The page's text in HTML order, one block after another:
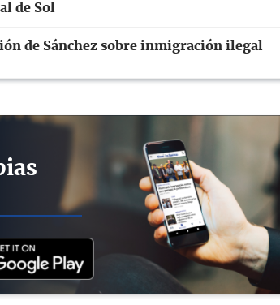
de Sol
de Sánchez sobre inmigración ilegal